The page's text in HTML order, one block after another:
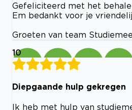
Gefeliciteerd met het
Em bedankt voor je
Groeten van team
10
Diepgaande hulp gekregen
Ik heb met hulp van